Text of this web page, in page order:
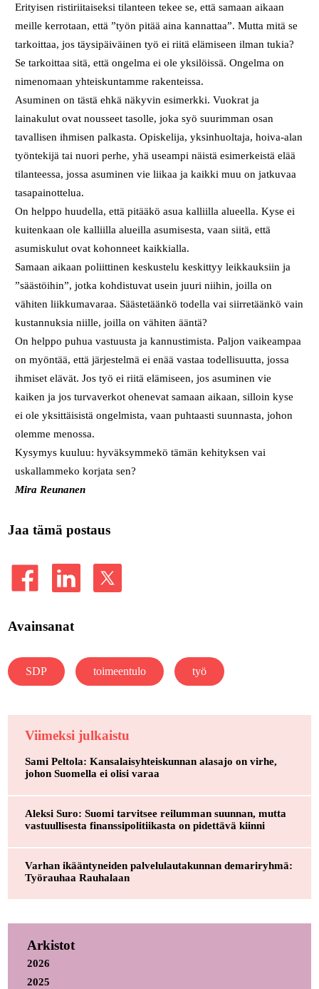
Erityisen ristiriitaiseksi tilanteen tekee se, että samaan aikaan
meille kerrotaan, että ”työn pitää aina kannattaa”. Mutta mitä se
tarkoittaa, jos täysipäiväinen työ ei riitä elämiseen ilman tukia?
Se tarkoittaa sitä, että ongelma ei ole yksilöissä. Ongelma on
nimenomaan yhteiskuntamme rakenteissa.
Asuminen on tästä ehkä näkyvin esimerkki. Vuokrat ja
lainakulut ovat nousseet tasolle, joka syö suurimman osan
tavallisen ihmisen palkasta. Opiskelija, yksinhuoltaja, hoiva-alan
työntekijä tai nuori perhe, yhä useampi näistä esimerkeistä elää
tilanteessa, jossa asuminen vie liikaa ja kaikki muu on jatkuvaa
tasapainottelua.
On helppo huudella, että pitääkö asua kalliilla alueella. Kyse ei
kuitenkaan ole kalliilla alueilla asumisesta, vaan siitä, että
asumiskulut ovat kohonneet kaikkialla.
Samaan aikaan poliittinen keskustelu keskittyy leikkauksiin ja
”säästöihin”, jotka kohdistuvat usein juuri niihin, joilla on
vähiten liikkumavaraa. Säästetäänkö todella vai siirretäänkö vain
kustannuksia niille, joilla on vähiten ääntä?
On helppo puhua vastuusta ja kannustimista. Paljon vaikeampaa
on myöntää, että järjestelmä ei enää vastaa todellisuutta, jossa
ihmiset elävät. Jos työ ei riitä elämiseen, jos asuminen vie
kaiken ja jos turvaverkot ohenevat samaan aikaan, silloin kyse
ei ole yksittäisistä ongelmista, vaan puhtaasti suunnasta, johon
olemme menossa.
Kysymys kuuluu: hyväksymmekö tämän kehityksen vai
uskallammeko korjata sen?
Mira Reunanen
Jaa tämä postaus
Avainsanat
SDP toimeentulo työ
Viimeksi julkaistu
Sami Peltola: Kansalaisyhteiskunnan alasajo on virhe,
johon Suomella ei olisi varaa
Aleksi Suro: Suomi tarvitsee reilumman suunnan, mutta
vastuullisesta finanssipolitiikasta on pidettävä kiinni
Varhan ikääntyneiden palvelulautakunnan demariryhmä:
Työrauhaa Rauhalaan
Arkistot
2026
2025